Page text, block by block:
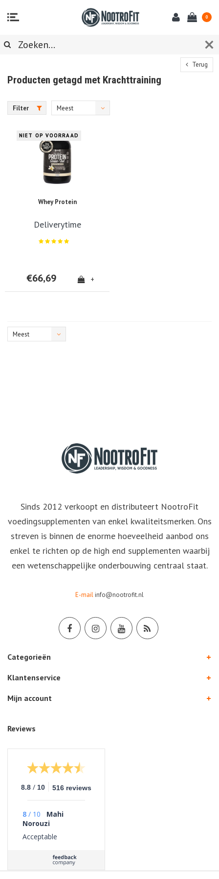
0
Terug
Producten getagd met Krachttraining
Filter
Meest
NIET OP VOORRAAD
Whey Protein
Deliverytime
€66,69 +
Meest
Sinds 2012 verkoopt en distributeert NootroFit
voedingsupplementen van enkel kwaliteitsmerken. Ons
streven is binnen de enorme hoeveelheid aanbod ons
enkel te richten op de high end supplementen waarbij
een wetenschappelijke onderbouwing centraal staat.
E-mailinfo@nootrofit.nl
Categorieën
Klantenservice
Mijn account
Reviews
8.8 / 10 516 reviews
8 / 10
Mahi
Norouzi
Acceptable